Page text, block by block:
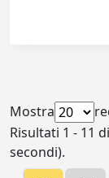
Mostra
Risultati 1 - 11
secondi).